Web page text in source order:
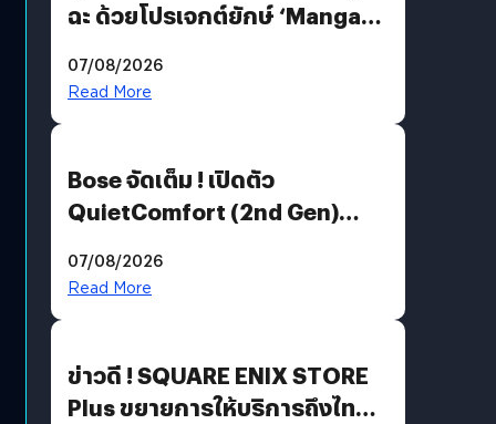
ฉะ ด้วยโปรเจกต์ยักษ์ ‘Manga
มีภาษาไทยด้วย
07/08/2026
Read More
Bose จัดเต็ม ! เปิดตัว
QuietComfort (2nd Gen)
07/08/2026
Read More
ข่าวดี ! SQUARE ENIX STORE
Plus ขยายการให้บริการถึงไทย